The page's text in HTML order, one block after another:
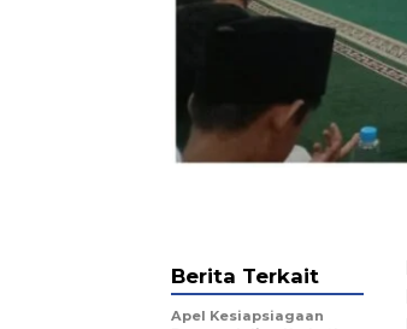
Berita Terkait
Apel Kesiapsiagaan